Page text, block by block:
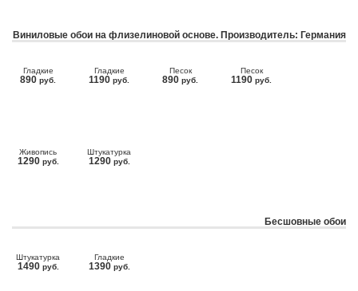
Виниловые обои на флизелиновой основе. Производитель: Германия
Гладкие
890 руб.
Гладкие
1190 руб.
Песок
890 руб.
Песок
1190 руб.
Живопись
1290 руб.
Штукатурка
1290 руб.
Бесшовные обои
Штукатурка
1490 руб.
Гладкие
1390 руб.